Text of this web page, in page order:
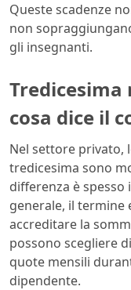
Queste scadenze
non
gli insegnanti.
cosa dice il
Nel settore privato,
tredicesima sono
differenza è spesso
generale, il termine
accreditare la
possono scegliere
quote mensili
dipendente.